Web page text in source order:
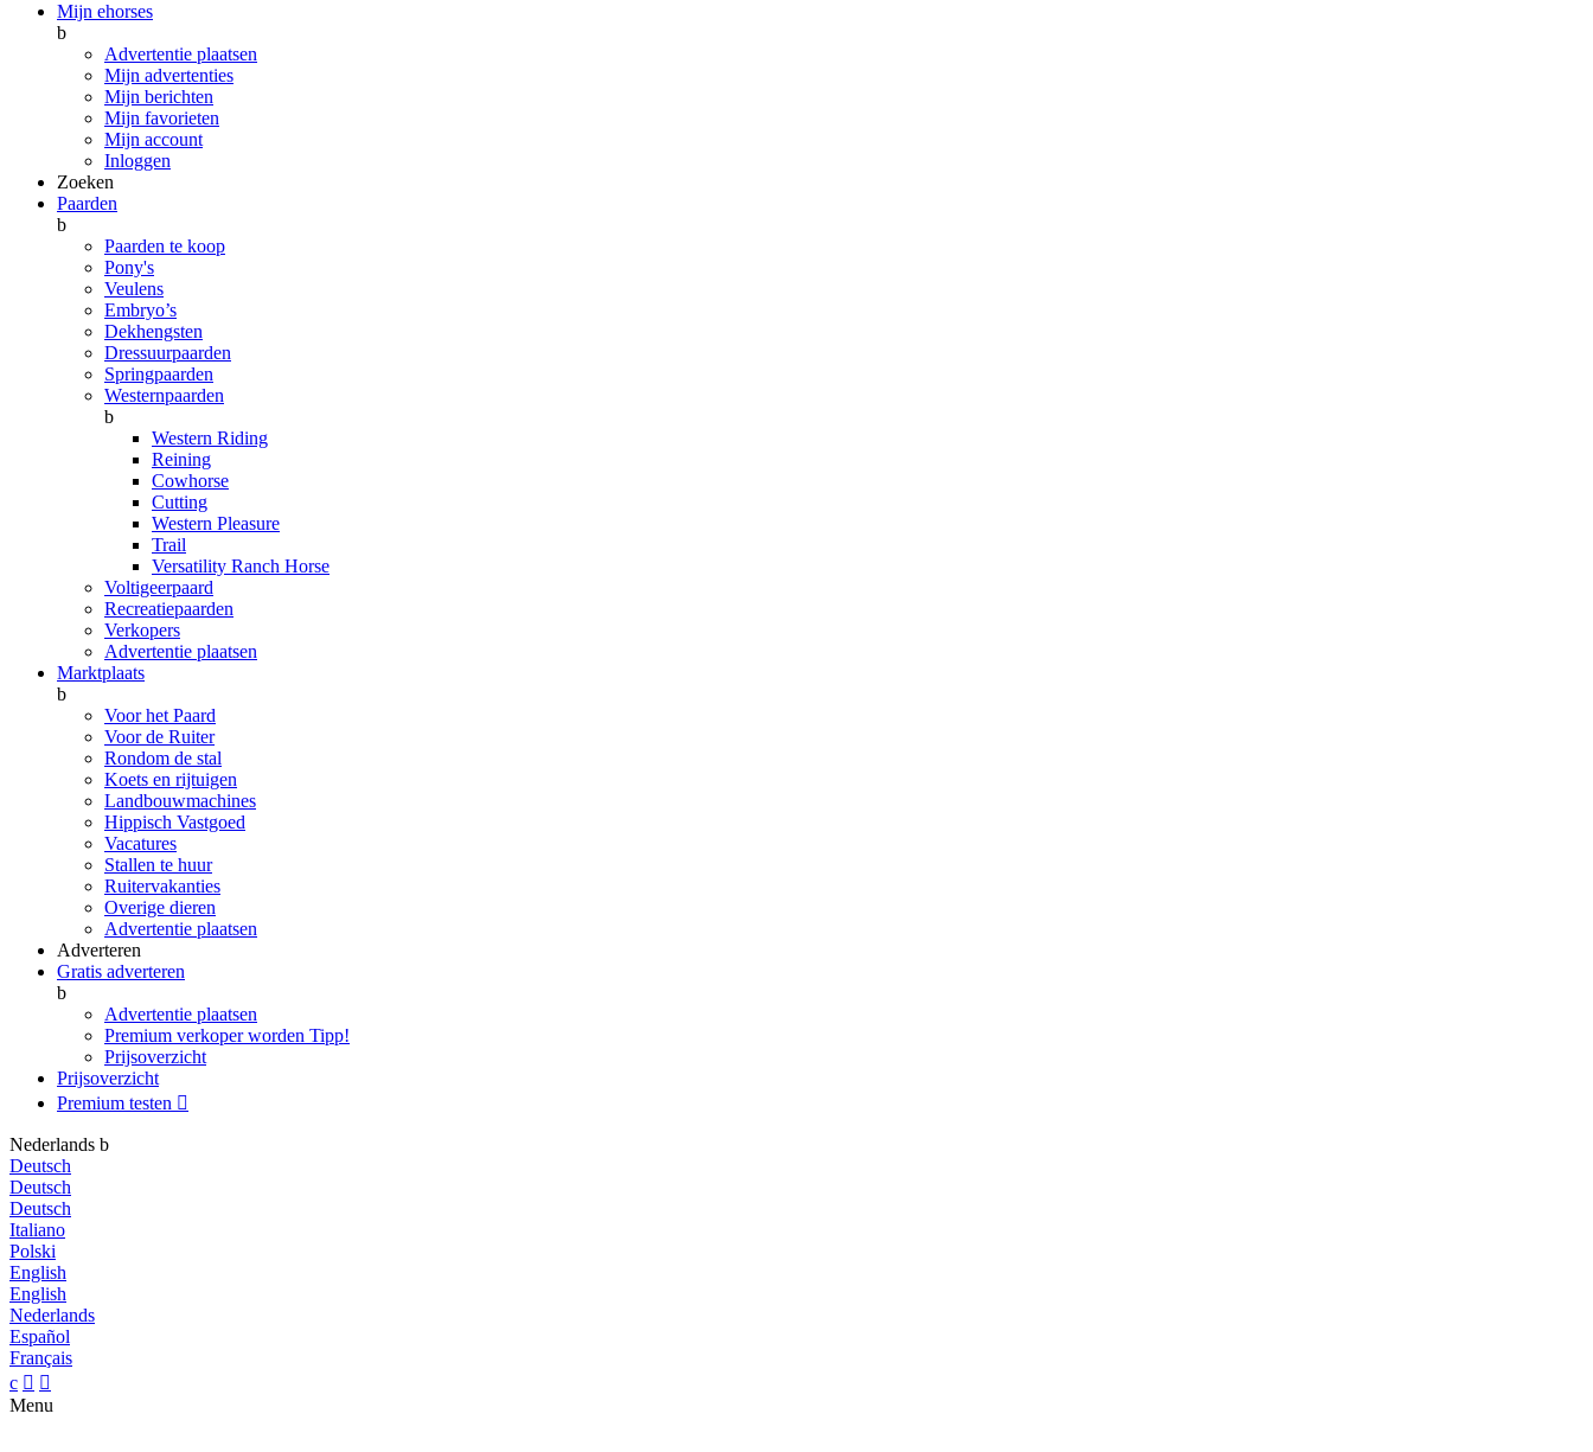
Mijn ehorses
b
Advertentie plaatsen
Mijn advertenties
Mijn berichten
Mijn favorieten
Mijn account
Inloggen
Zoeken
Paarden
b
Paarden te koop
Pony's
Veulens
Embryo’s
Dekhengsten
Dressuurpaarden
Springpaarden
Westernpaarden
b
Western Riding
Reining
Cowhorse
Cutting
Western Pleasure
Trail
Versatility Ranch Horse
Voltigeerpaard
Recreatiepaarden
Verkopers
Advertentie plaatsen
Marktplaats
b
Voor het Paard
Voor de Ruiter
Rondom de stal
Koets en rijtuigen
Landbouwmachines
Hippisch Vastgoed
Vacatures
Stallen te huur
Ruitervakanties
Overige dieren
Advertentie plaatsen
Adverteren
Gratis adverteren
b
Advertentie plaatsen
Premium verkoper worden Tipp!
Prijsoverzicht
Prijsoverzicht
Premium testen 
Nederlands b
Deutsch
Deutsch
Deutsch
Italiano
Polski
English
English
Nederlands
Español
Français
c  
Menu